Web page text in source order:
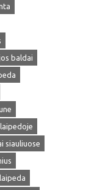
baldai
siauliuose